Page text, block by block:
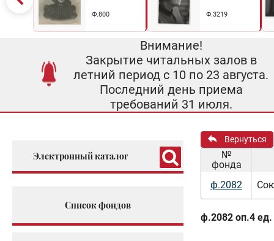
Ф.800 Ф.3219
Внимание!
Закрытие читальных залов в
летний период с 10 по 23 августа.
Последний день приема
требований 31 июля.
Электронный каталог
Список фондов
Вернуться
№
фонда
ф.2082
ф.2082 оп.4 ед.